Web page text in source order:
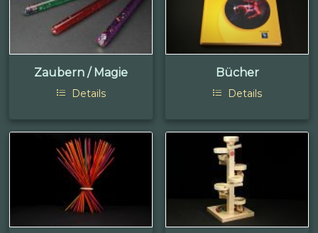
Zaubern / Magie
Details
Bücher
Details